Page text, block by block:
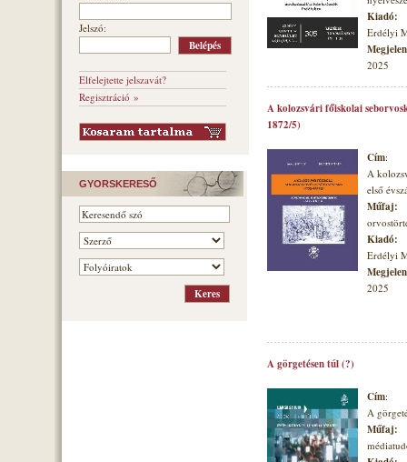
Jelszó:
Elfelejtette jelszavát?
Regisztráció »
GYORSKERESŐ
Kiadó:
Erdélyi
2025
A kolozsvári főiskolai
1872/5)
Cím:
A
első
Műfaj:
Kiadó:
Erdélyi
2025
A görgetésen túl (?)
Cím:
A
Műfaj: